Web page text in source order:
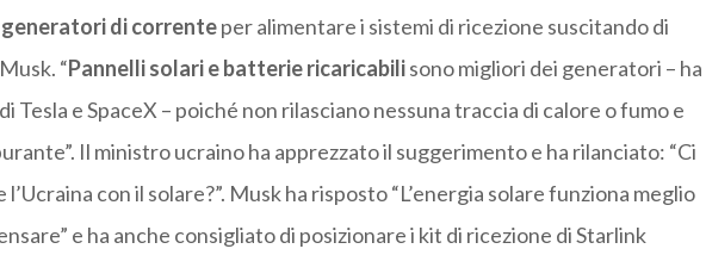
generatori di correnteper alimentare i sistemi di ricezione suscitando di
“Pannelli solari e batterie ricaricabilisono migliori dei generatori – ha
Tesla e SpaceX – poiché non rilasciano nessuna traccia di calore o fumo e
Il ministro ucraino ha apprezzato il suggerimento e ha rilanciato: “Ci
con il solare?”. Musk ha risposto “L’energia solare funziona meglio
e ha anche consigliato di posizionare i kit di ricezione di Starlink